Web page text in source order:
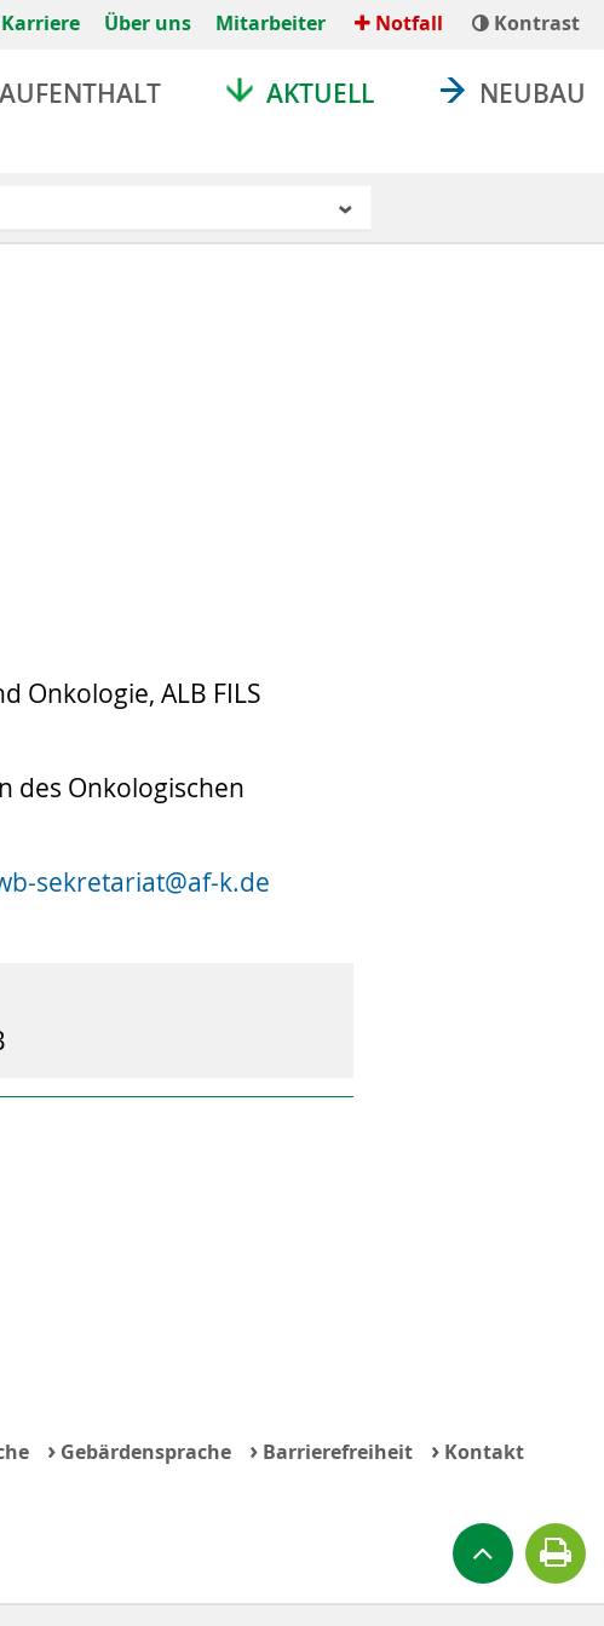
Über uns Mitarbeiter Notfall Kontrast
AKTUELL NEUBAU
Onkologie, ALB FILS
des Onkologischen
sekretariat@af-k.de
› Gebärdensprache › Barrierefreiheit › Kontakt